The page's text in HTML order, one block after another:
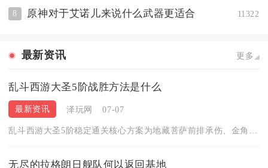
8 原神对于艾诺儿来说什么武器更适合 11322
最新资讯 更多
乱斗西游大圣5阶战胜方法是什么
最新资讯 泽玩网 07-07
无尽的拉格朗日舰队何以返回基地